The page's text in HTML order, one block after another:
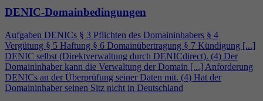
DENIC-Domainbedingungen
Aufgaben DENICs § 3 Pflichten des Domaininhabers § 4
Vergütung § 5 Haftung § 6 Domainübertragung § 7 Kündigung [...]
DENIC selbst (Direktverwaltung durch DENICdirect). (4) Der
Domaininhaber kann die Verwaltung der Domain [...] Anforderung
DENICs an der Überprüfung seiner Daten mit. (4) Hat der
Domaininhaber seinen Sitz nicht in Deutschland